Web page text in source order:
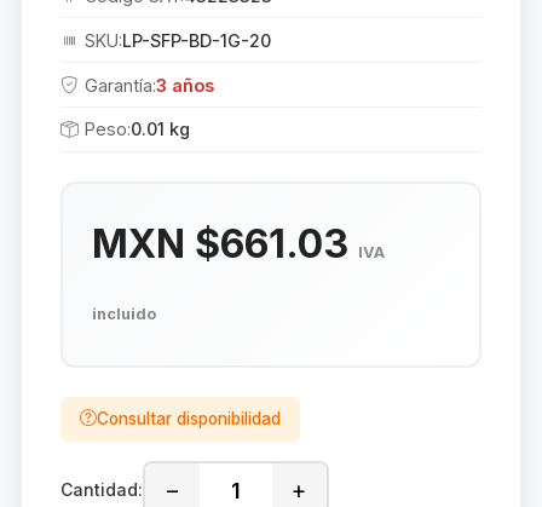
SKU:LP-SFP-BD-1G-20
Garantía:3 años
Peso:0.01 kg
MXN $661.03 IVA
incluido
Consultar disponibilidad
Cantidad: − +